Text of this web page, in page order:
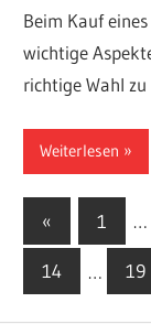
Beim Kauf
wichtige
richtige Wahl zu
Weiterlesen
der
Beiträge
« Vorherige
Beiträge
1 …
14 … 19